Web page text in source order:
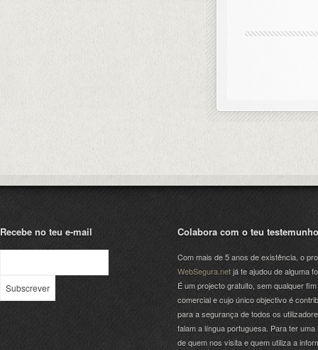
Recebe no teu e-mail Colabora com o teu testemunho
Com mais de 5 anos de existência, o
WebSegura.netjá te ajudou de alguma
É um projecto gratuito, sem qualquer fim
comercial e cujo único objectivo é
para a segurança de todos os
falam a língua portuguesa. Para ter uma
de quem nos visita e quem utiliza a